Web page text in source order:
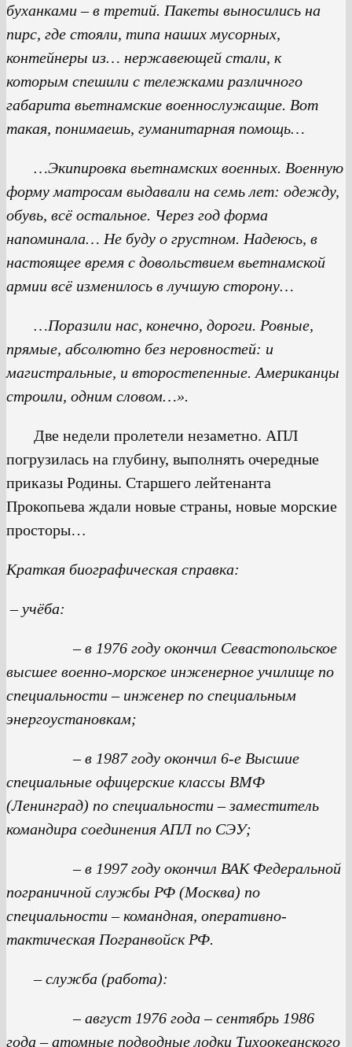
буханками – в третий. Пакеты выносились на
пирс, где стояли, типа наших мусорных,
контейнеры из… нержавеющей стали, к
которым спешили с тележками различного
габарита вьетнамские военнослужащие. Вот
такая, понимаешь, гуманитарная помощь…
…Экипировка вьетнамских военных. Военную
форму матросам выдавали на семь лет: одежду,
обувь, всё остальное. Через год форма
напоминала… Не буду о грустном. Надеюсь, в
настоящее время с довольствием вьетнамской
армии всё изменилось в лучшую сторону…
…Поразили нас, конечно, дороги. Ровные,
прямые, абсолютно без неровностей: и
магистральные, и второстепенные. Американцы
строили, одним словом…».
Две недели пролетели незаметно. АПЛ
погрузилась на глубину, выполнять очередные
приказы Родины. Старшего лейтенанта
Прокопьева ждали новые страны, новые морские
просторы…
Краткая биографическая справка:
– учёба:
– в 1976 году окончил Севастопольское
высшее военно-морское инженерное училище по
специальности – инженер по специальным
энергоустановкам;
– в 1987 году окончил 6-е Высшие
специальные офицерские классы ВМФ
(Ленинград) по специальности – заместитель
командира соединения АПЛ по СЭУ;
– в 1997 году окончил ВАК Федеральной
пограничной службы РФ (Москва) по
специальности – командная, оперативно-
тактическая Погранвойск РФ.
– служба (работа):
– август 1976 года – сентябрь 1986
года – атомные подводные лодки Тихоокеанского